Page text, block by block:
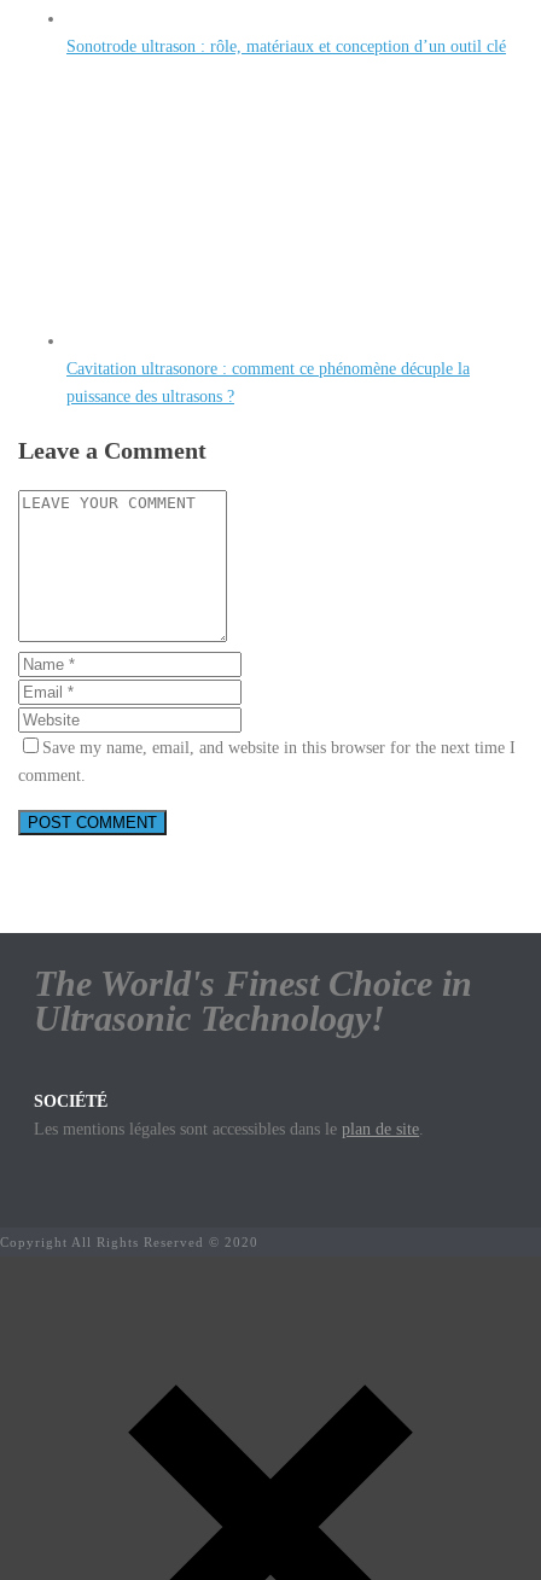
Sonotrode ultrason : rôle, matériaux et conception d’un outil clé
Cavitation ultrasonore : comment ce phénomène décuple la
puissance des ultrasons ?
Leave a Comment
Save my name, email, and website in this browser for the next time I
comment.
The World's Finest Choice in
Ultrasonic Technology!
SOCIÉTÉ
Les mentions légales sont accessibles dans leplan de site
Copyright All Rights Reserved © 2020